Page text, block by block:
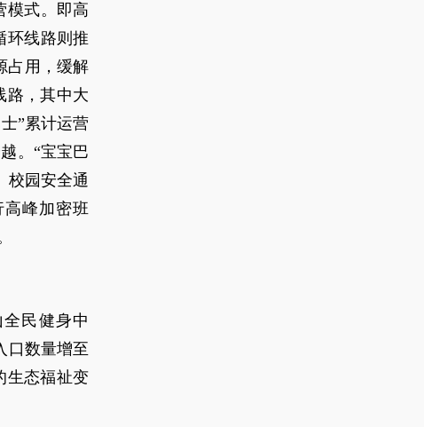
模式。即高
环线路则推
占用，缓解
路，其中大
”累计运营
。“宝宝巴
校园安全通
峰加密班
民健身中
口数量增至
生态福祉变